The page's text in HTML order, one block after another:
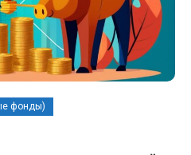
фонды)